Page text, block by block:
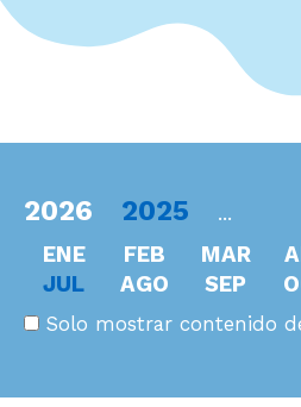
2026 2025 ...
ENE FEB MAR
JUL
AGO SEP
Solo mostrar contenido